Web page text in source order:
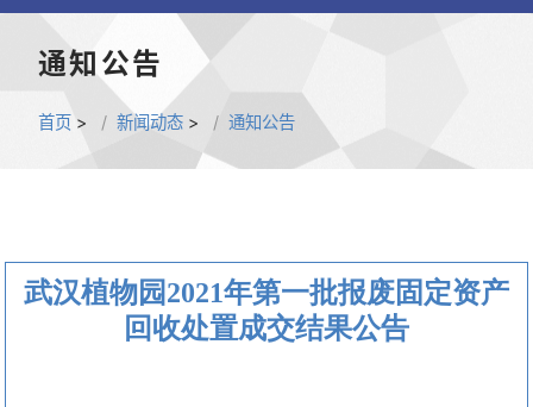
通知公告
首页 > 新闻动态 > 通知公告
武汉植物园2021年第一批报废固定资产
回收处置成交结果公告